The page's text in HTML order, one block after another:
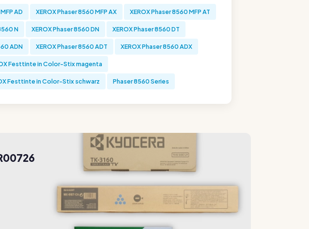
AD XEROX Phaser 8560 MFP AX XEROX Phaser 8560 MFP AT
N XEROX Phaser 8560 DN XEROX Phaser 8560 DT
ADN XEROX Phaser 8560 ADT XEROX Phaser 8560 ADX
Festtinte in Color-Stix magenta
Festtinte in Color-Stix schwarz Phaser 8560 Series